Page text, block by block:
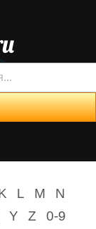
L M
N
Y Z 0-9